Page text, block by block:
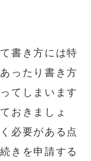
書き方には特
ったり書き方
てしまいます
おきましょ
必要がある点
きを申請する